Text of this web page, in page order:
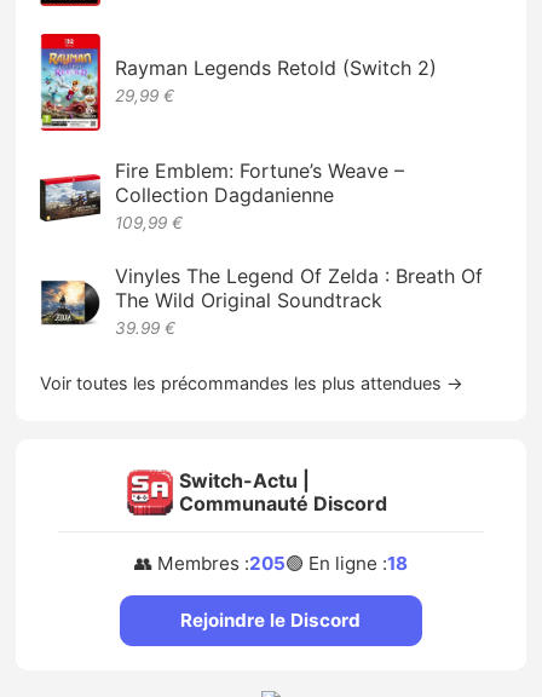
Rayman Legends Retold (Switch 2)
29,99 €
Fire Emblem: Fortune’s Weave –
Collection Dagdanienne
109,99 €
Vinyles The Legend Of Zelda : Breath Of
The Wild Original Soundtrack
39.99 €
Voir toutes les précommandes les plus attendues →
Switch-Actu |
Communauté Discord
👥 Membres :205🟢 En ligne :18
Rejoindre le Discord